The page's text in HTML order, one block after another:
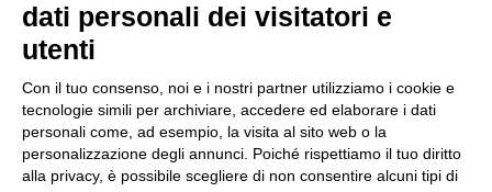
Tutto il materiale di questo sito è © copyright 2002-2019 di
Laboratorio Chimico Camera di Commercio Torino. È vietata la
riproduzione, anche parziale. Laboratorio Chimico Camera
dati personali dei visitatori e
utenti
Con il tuo consenso, noi e i nostri partner utilizziamo i cookie e
tecnologie simili per archiviare, accedere ed elaborare i dati
personali come, ad esempio, la visita al sito web o la
personalizzazione degli annunci. Poiché rispettiamo il tuo diritto
alla privacy, è possibile scegliere di non consentire alcuni tipi di